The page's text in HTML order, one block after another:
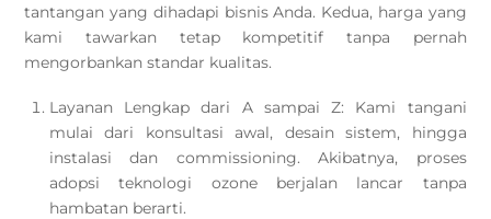
tantangan yang dihadapi bisnis Anda. Kedua, harga yang
kami tawarkan tetap kompetitif tanpa pernah
mengorbankan standar kualitas.
Layanan Lengkap dari A sampai Z: Kami tangani
mulai dari konsultasi awal, desain sistem, hingga
instalasi dan commissioning. Akibatnya, proses
adopsi teknologi ozone berjalan lancar tanpa
hambatan berarti.